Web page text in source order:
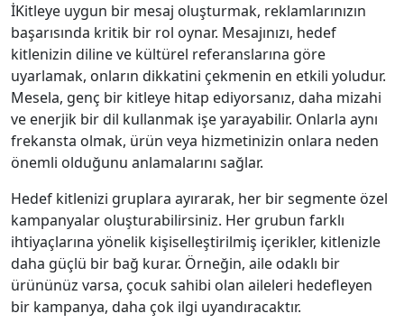
İKitleye uygun bir mesaj oluşturmak, reklamlarınızın
başarısında kritik bir rol oynar. Mesajınızı, hedef
kitlenizin diline ve kültürel referanslarına göre
uyarlamak, onların dikkatini çekmenin en etkili yoludur.
Mesela, genç bir kitleye hitap ediyorsanız, daha mizahi
ve enerjik bir dil kullanmak işe yarayabilir. Onlarla aynı
frekansta olmak, ürün veya hizmetinizin onlara neden
önemli olduğunu anlamalarını sağlar.
Hedef kitlenizi gruplara ayırarak, her bir segmente özel
kampanyalar oluşturabilirsiniz. Her grubun farklı
ihtiyaçlarına yönelik kişiselleştirilmiş içerikler, kitlenizle
daha güçlü bir bağ kurar. Örneğin, aile odaklı bir
ürününüz varsa, çocuk sahibi olan aileleri hedefleyen
bir kampanya, daha çok ilgi uyandıracaktır.